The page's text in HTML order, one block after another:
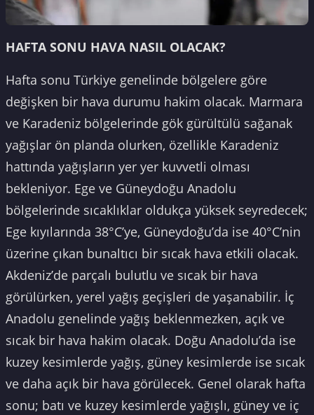
HAFTA SONU HAVA NASIL OLACAK?
Hafta sonu Türkiye genelinde bölgelere göre
değişken bir hava durumu hakim olacak. Marmara
ve Karadeniz bölgelerinde gök gürültülü sağanak
yağışlar ön planda olurken, özellikle Karadeniz
hattında yağışların yer yer kuvvetli olması
bekleniyor. Ege ve Güneydoğu Anadolu
bölgelerinde sıcaklıklar oldukça yüksek seyredecek;
Ege kıyılarında 38°C’ye, Güneydoğu’da ise 40°C’nin
üzerine çıkan bunaltıcı bir sıcak hava etkili olacak.
Akdeniz’de parçalı bulutlu ve sıcak bir hava
görülürken, yerel yağış geçişleri de yaşanabilir. İç
Anadolu genelinde yağış beklenmezken, açık ve
sıcak bir hava hakim olacak. Doğu Anadolu’da ise
kuzey kesimlerde yağış, güney kesimlerde ise sıcak
ve daha açık bir hava görülecek. Genel olarak hafta
sonu; batı ve kuzey kesimlerde yağışlı, güney ve iç